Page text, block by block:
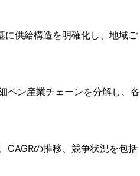
に供給構造を明確化し、地域ご
ペン産業チェーンを分解し、各
CAGRの推移、競争状況を包括